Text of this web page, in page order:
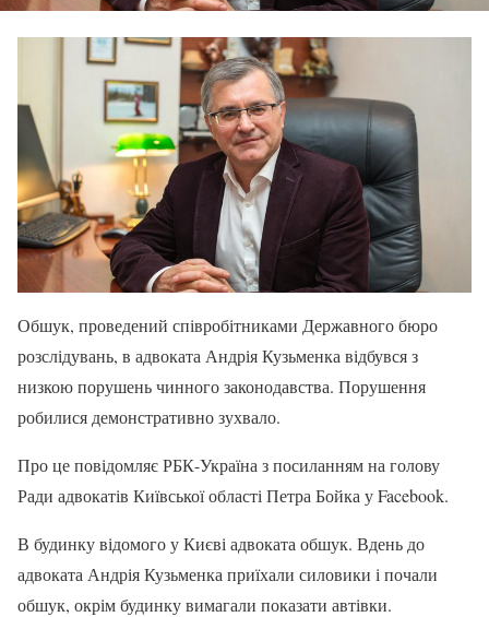
Обшук, проведений співробітниками Державного бюро
розслідувань, в адвоката Андрія Кузьменка відбувся з
низкою порушень чинного законодавства. Порушення
робилися демонстративно зухвало.
Про це повідомляє РБК-Україна з посиланням на голову
Ради адвокатів Київської області Петра Бойка у Facebook.
В будинку відомого у Києві адвоката обшук. Вдень до
адвоката Андрія Кузьменка приїхали силовики і почали
обшук, окрім будинку вимагали показати автівки.